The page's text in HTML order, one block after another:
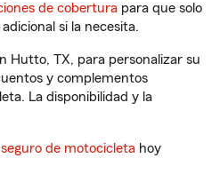
de cobertura para que solo
si la necesita.
Hutto, TX, para personalizar su
y complementos
La disponibilidad y la
de motocicleta hoy